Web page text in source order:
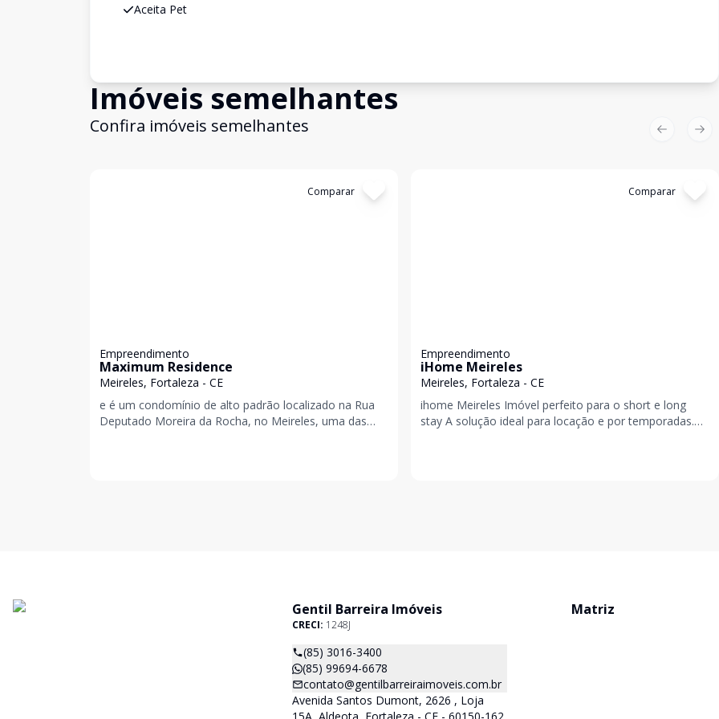
Aceita Pet
Imóveis semelhantes
Confira imóveis semelhantes
Comparar
Empreendimento
Maximum Residence
Meireles, Fortaleza - CE
e é um condomínio de alto padrão localizado na Rua
Deputado Moreira da Rocha, no Meireles, uma das
Comparar
Empreendimento
iHome Meireles
Meireles, Fortaleza - CE
ihome Meireles Imóvel perfeito para o short e long
stay A solução ideal para locação e por temporadas.
Previous
Gentil Barreira Imóveis
CRECI: 1248J
(85) 3016-3400
(85) 99694-6678
contato@gentilbarreiraimoveis.com.br
Avenida Santos Dumont, 2626 , Loja
Matriz